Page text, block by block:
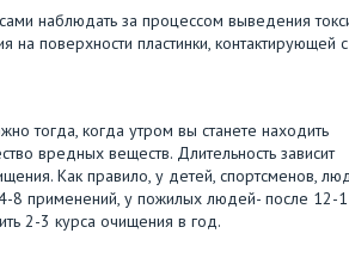
наблюдать за процессом выведения
поверхности пластинки, контактирующей с
тогда, когда утром вы станете находить
вредных веществ. Длительность зависит
Как правило, у детей, спортсменов,
8 применений, у пожилых людей- после 12-
2-3 курса очищения в год.